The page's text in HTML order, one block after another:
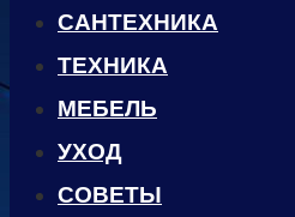
САНТЕХНИКА
ТЕХНИКА
МЕБЕЛЬ
УХОД
CОВЕТЫ